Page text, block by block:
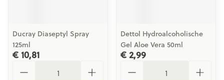
Ducray Diaseptyl Spray
125ml
€ 10,81
Dettol Hydroalcoholische
Gel Aloe Vera 50ml
€ 2,99